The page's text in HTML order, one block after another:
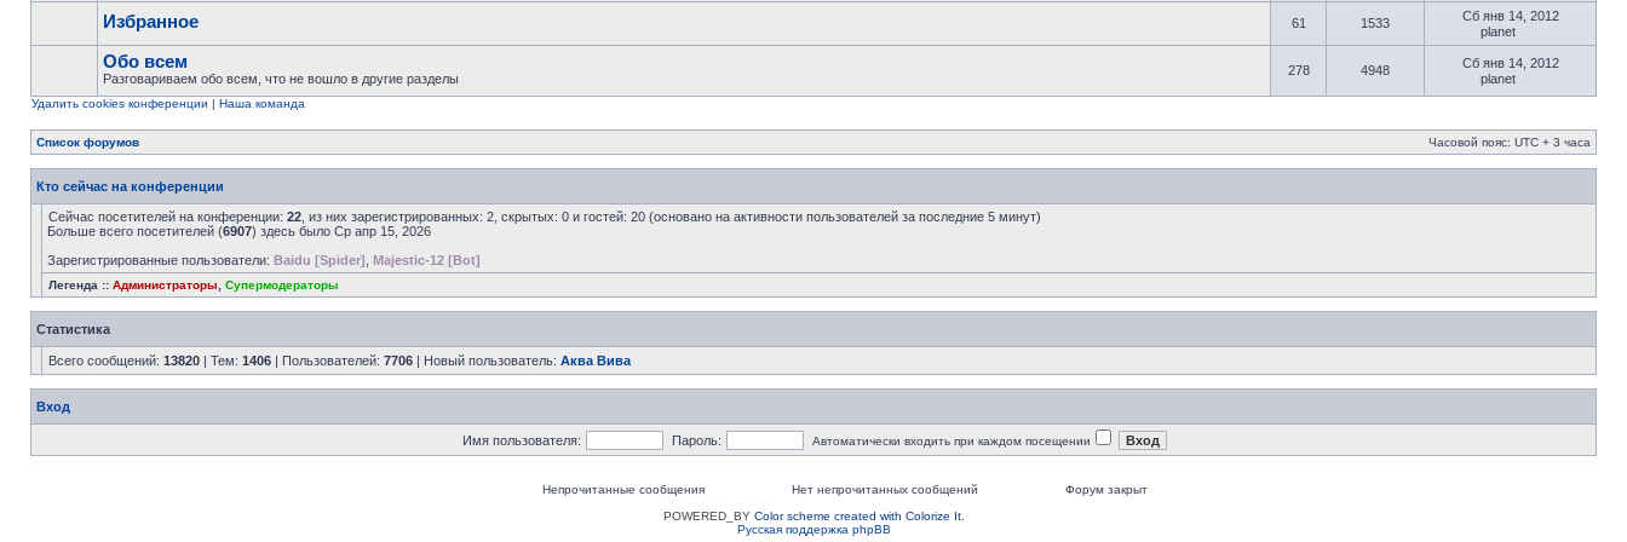
Избранное 61 1533
Сб янв 14, 2012
planet
Обо всем
Разговариваем обо всем, что не вошло в другие разделы
278 4948
Сб янв 14, 2012
planet
Удалить cookies конференции | Наша команда
Список форумов Часовой пояс: UTC + 3 часа
Кто сейчас на конференции
Сейчас посетителей на конференции: 22 , из них зарегистрированных: 2, скрытых: 0 и гостей: 20 (основано на активности пользователей за последние 5 минут)
Больше всего посетителей (6907) здесь было Ср апр 15, 2026
Зарегистрированные пользователи: Baidu [Spider] Majestic-12 [Bot]
Легенда :: Администраторы Супермодераторы
Статистика
Всего сообщений: 13820 | Тем: 1406 | Пользователей: 7706 | Новый пользователь: Аква Вива
Вход
Имя пользователя: Пароль: Автоматически входить при каждом посещении
Непрочитанные сообщения Нет непрочитанных сообщений
Форум закрыт
POWERED_BY Color scheme created with Colorize It.
Русская поддержка phpBB